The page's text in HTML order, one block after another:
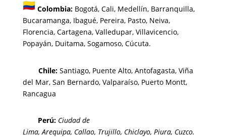
Colombia: Bogotá,Cali, Medellín, Barranquilla,
Bucaramanga,Ibagué,Pereira,Pasto, Neiva,
Florencia, Cartagena, Valledupar, Villavicencio,
Popayán, Duitama, Sogamoso, Cúcuta.
Chile:Santiago, Puente Alto, Antofagasta, Viña
del Mar, San Bernardo, Valparaíso, Puerto Montt,
Rancagua
Perú: Ciudad de
Lima, Arequipa, Callao, Trujillo, Chiclayo, Piura, Cuzco.